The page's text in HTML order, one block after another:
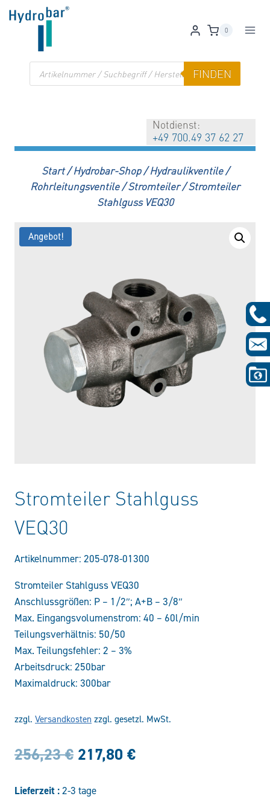
Zum
Inhalt
0
Products
search
FINDEN
Notdienst:
+49 700.49 37 62 27
Start /Hydrobar-Shop /Hydraulikventile /
Rohrleitungsventile / Stromteiler / Stromteiler
Stahlguss VEQ30
Angebot!
Stromteiler Stahlguss
VEQ30
Artikelnummer: 205-078-01300
Stromteiler Stahlguss VEQ30
Anschlussgrößen: P – 1/2″; A+B – 3/8″
Max. Eingangsvolumenstrom: 40 – 60l/min
Teilungsverhältnis: 50/50
Max. Teilungsfehler: 2 – 3%
Arbeitsdruck: 250bar
Maximaldruck: 300bar
zzgl. Versandkosten zzgl. gesetzl. MwSt.
256,23€ Ursprünglicher
217,80 €Aktueller
Lieferzeit : 2-3 tage